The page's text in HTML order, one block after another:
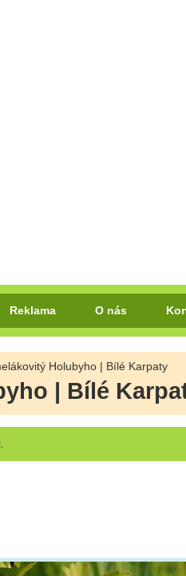
Reklama O nás
Holubyho | Bílé Karpaty
| Bílé